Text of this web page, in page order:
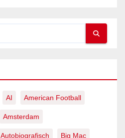
AI American Football
Amsterdam
Autobiografisch Big Mac